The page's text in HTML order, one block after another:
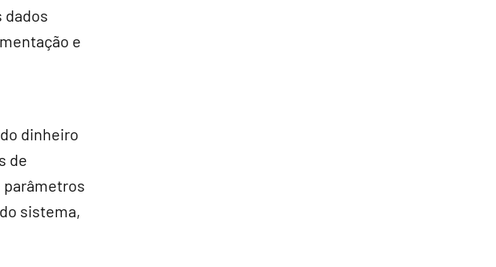
dados
e
dinheiro
de
parâmetros
sistema,